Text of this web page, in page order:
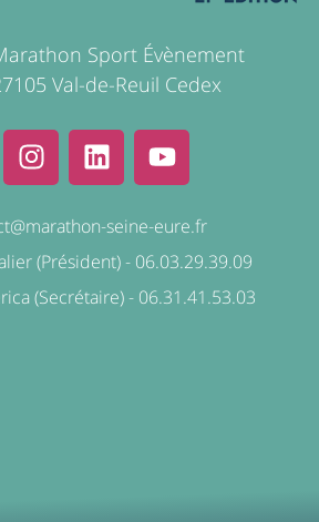
Sport Évènement
Val-de-Reuil Cedex
seine-eure.fr
(Président) - 06.03.29.39.09
(Secrétaire) - 06.31.41.53.03